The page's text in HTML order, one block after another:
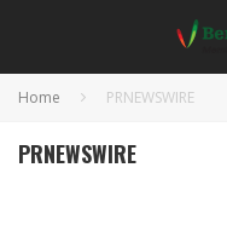
Home PRNEWSWIRE
PRNEWSWIRE